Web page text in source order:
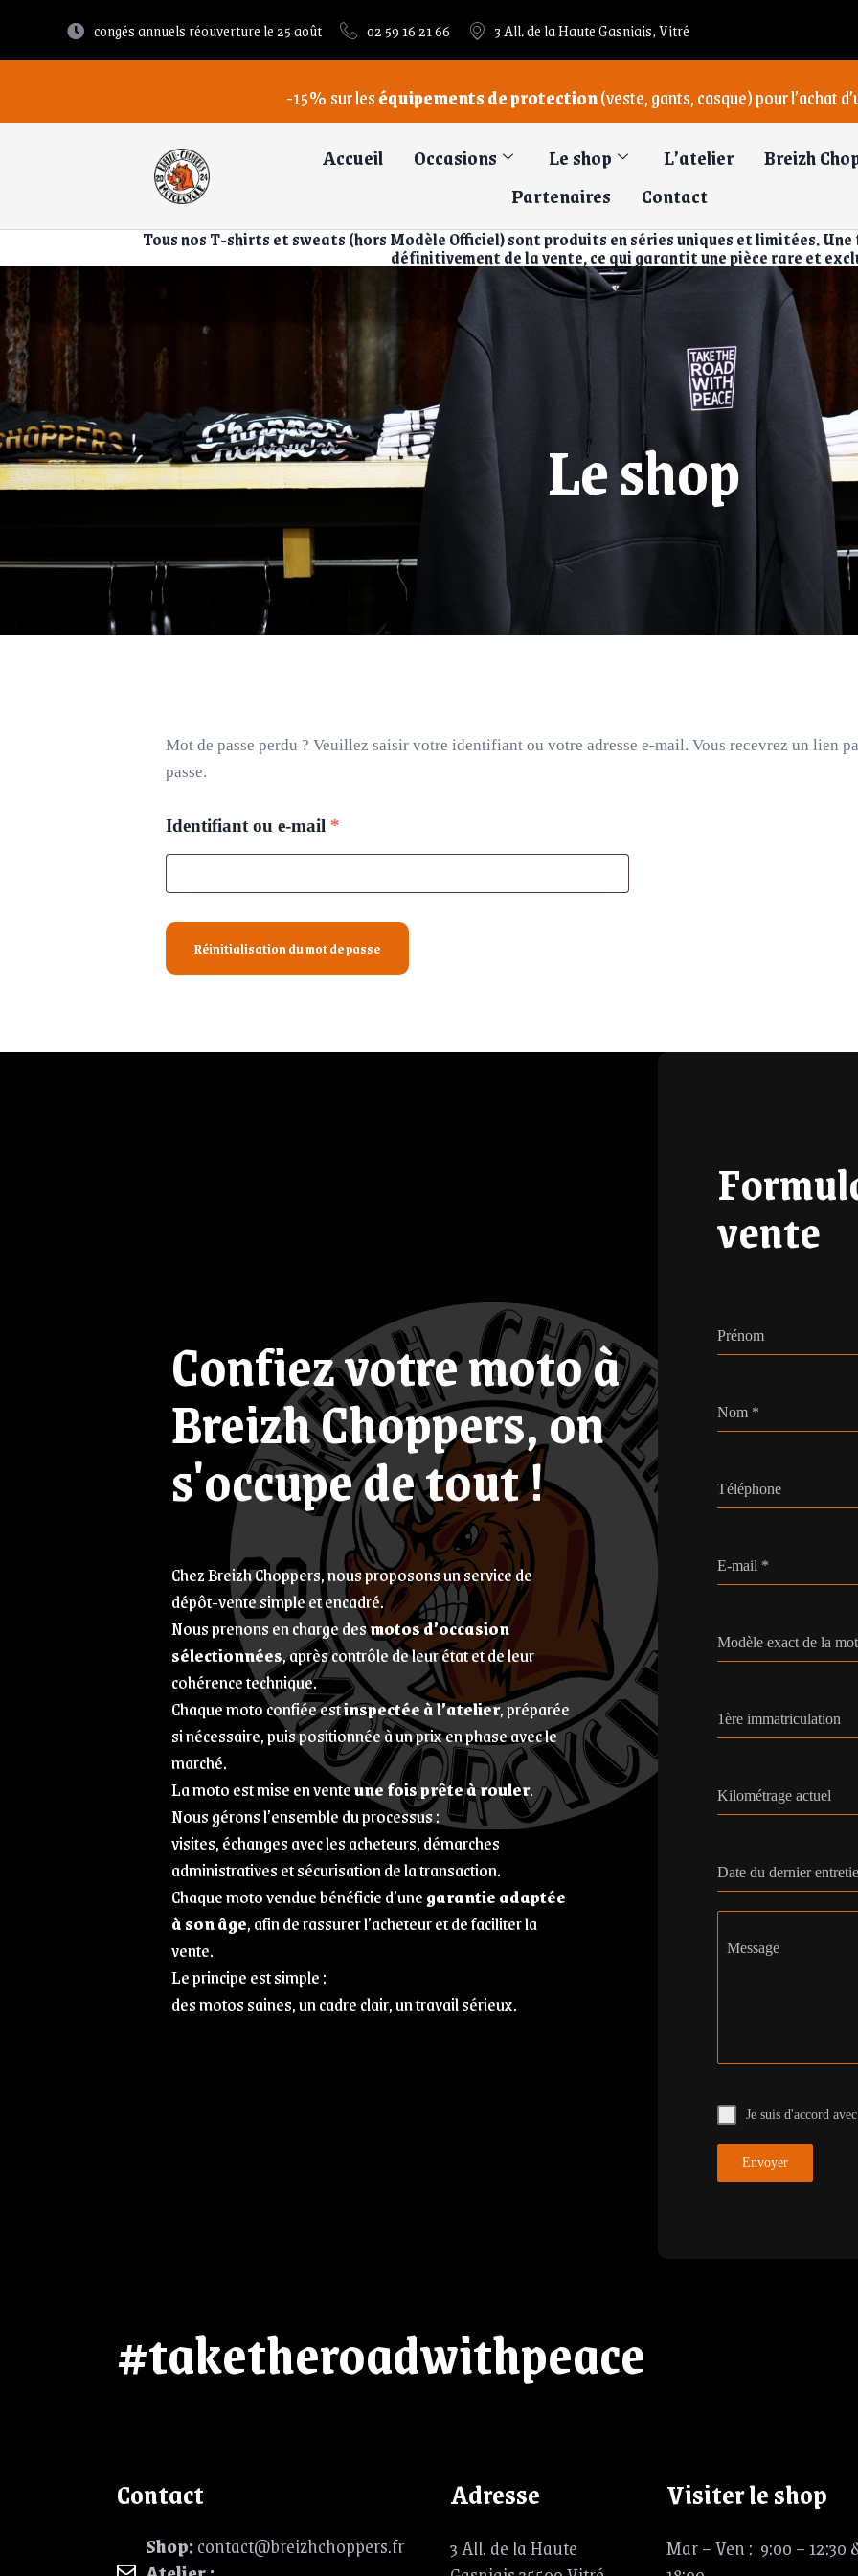
congés annuels réouverture le 25 août 02 59 16 21 66 3 All. de la Haute Gasniais, Vitré
-15% sur leséquipements de protection(veste, gants, casque) pour l’achat
Accueil Occasions Le shop L’atelier
Breizh
Partenaires
Contact
Tous nos T-shirts et sweats (hors Modèle Officiel) sont produits en séries uniques et limitées.
définitivement de la vente, ce qui garantit une pièce rare et
Le shop
Mot de passe perdu ? Veuillez saisir votre identifiant ou votre adresse e-mail. Vous recevrez un lien
passe.
Identifiant ou e-mail *
Réinitialisation du mot de passe
Confiez votre moto à
Breizh Choppers, on
s'occupe de tout !
Chez Breizh Choppers, nous proposons un service de
dépôt-vente simple et encadré.
Nous prenons en charge desmotos d’occasion
sélectionnées, après contrôle de leur état et de leur
cohérence technique.
Chaque moto confiée estinspectée à l’atelier, préparée
si nécessaire, puis positionnée à un prix en phase avec le
marché.
La moto est mise en venteune fois prête à rouler.
Nous gérons l’ensemble du processus :
visites, échanges avec les acheteurs, démarches
administratives et sécurisation de la transaction.
Chaque moto vendue bénéficie d’unegarantie adaptée
à son âge, afin de rassurer l’acheteur et de faciliter la
vente.
Le principe est simple :
des motos saines, un cadre clair, un travail sérieux.
vente
Prénom
Nom *
Téléphone
E-mail *
Modèle exact de la
1ère immatriculation
Kilométrage actuel
Date du dernier
Message
Je suis d'accord
Envoyer
#taketheroadwithpeace
Contact
Shop:contact@breizhchoppers.fr
Adresse
3 All. de la Haute
Visiter le shop
Mar – Ven : 9:00 – 12:30